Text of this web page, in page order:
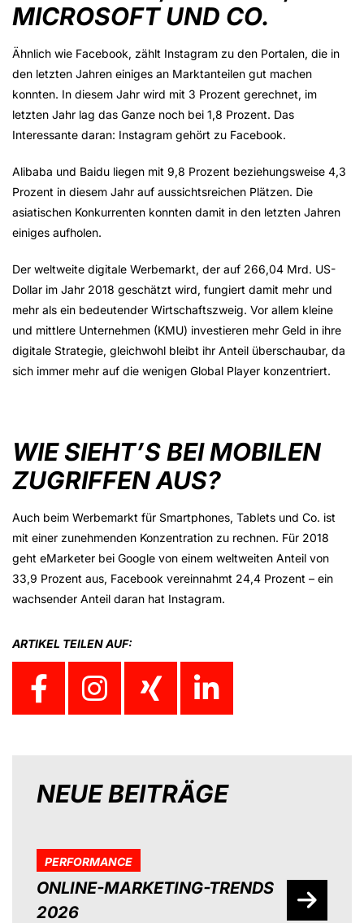
MICROSOFT UND CO.
Ähnlich wie Facebook, zählt Instagram zu den Portalen, die in
den letzten Jahren einiges an Marktanteilen gut machen
konnten. In diesem Jahr wird mit 3 Prozent gerechnet, im
letzten Jahr lag das Ganze noch bei 1,8 Prozent. Das
Interessante daran: Instagram gehört zu Facebook.
Alibaba und Baidu liegen mit 9,8 Prozent beziehungsweise 4,3
Prozent in diesem Jahr auf aussichtsreichen Plätzen. Die
asiatischen Konkurrenten konnten damit in den letzten Jahren
einiges aufholen.
Der weltweite digitale Werbemarkt, der auf 266,04 Mrd. US-
Dollar im Jahr 2018 geschätzt wird, fungiert damit mehr und
mehr als ein bedeutender Wirtschaftszweig. Vor allem kleine
und mittlere Unternehmen (KMU) investieren mehr Geld in ihre
digitale Strategie, gleichwohl bleibt ihr Anteil überschaubar, da
sich immer mehr auf die wenigen Global Player konzentriert.
WIE SIEHT’S BEI MOBILEN
ZUGRIFFEN AUS?
Auch beim Werbemarkt für Smartphones, Tablets und Co. ist
mit einer zunehmenden Konzentration zu rechnen. Für 2018
geht eMarketer bei Google von einem weltweiten Anteil von
33,9 Prozent aus, Facebook vereinnahmt 24,4 Prozent – ein
wachsender Anteil daran hat Instagram.
ARTIKEL TEILEN AUF:
NEUE BEITRÄGE
PERFORMANCE
ONLINE-MARKETING-TRENDS
2026